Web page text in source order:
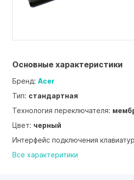
Основные характеристики
Бренд: Acer
Тип: стандартная
Технология переключателя:
Цвет: черный
Интерфейс подключения
Все характеритики